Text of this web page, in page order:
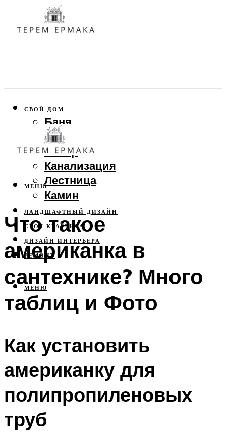
СВОЙ ДОМ
Баня
Веранда
Забор
Канализация
Лестница
Камин
ЛАНДШАФТНЫЙ ДИЗАЙН
СВОЯ КВАРТИРА
ДИЗАЙН ИНТЕРЬЕРА
РЕМОНТ
МЕНЮ
МЕНЮ
Что такое
американка в
сантехнике? Много
таблиц и Фото
Как установить
американку для
полипропиленовых
труб